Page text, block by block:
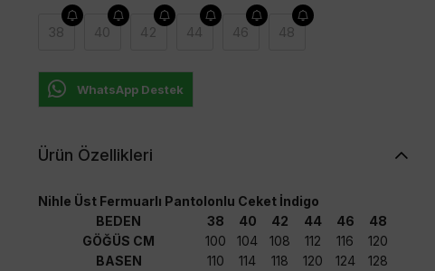
38 40 42 44 46 48
WhatsApp Destek
Ürün Özellikleri
Nihle Üst Fermuarlı Pantolonlu Ceket İndigo
BEDEN
38 40 42 44 46
48
GÖĞÜS CM
100 104 108 112 116
120
BASEN
110 114 118 120 124
128